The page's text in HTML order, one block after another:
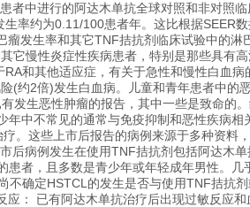
者中进行的阿达木单抗全球对照和非对照
率约为0.11/100患者年。这比根据SEER
发生率和其它TNF拮抗剂临床试验中的
它慢性炎症性疾病患者，特别是那些具有
和其他适应症，有关于急性和慢性白血病
(约2倍)发生白血病。儿童和青年患者中的
发生恶性肿瘤的报告，其中一些是致命的
中不常见的通常与免疫抑制和恶性疾病
。这些上市后报告的病例来源于多种资料
病例发生在使用TNF拮抗剂包括阿达木
者，且多数是青少年或年轻成年男性。
确定HSTCL的发生是否与使用TNF拮抗
： 已有阿达木单抗治疗后出现过敏反应